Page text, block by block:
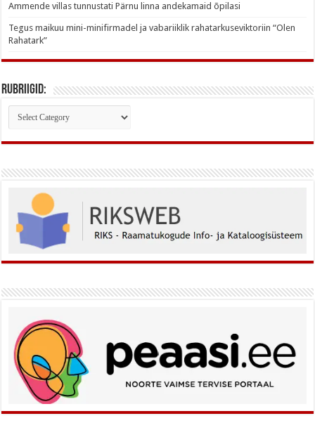
Ammende villas tunnustati Pärnu linna andekamaid õpilasi
Tegus maikuu mini-minifirmadel ja vabariiklik rahatarkuseviktoriin “Olen
Rahatark”
Rubriigid:
Rubriigid: